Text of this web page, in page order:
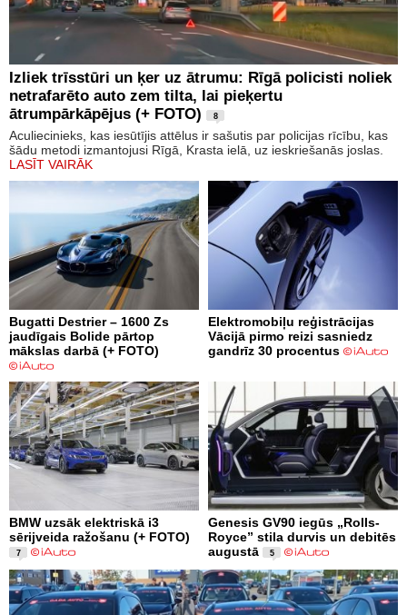
Izliek trīsstūri un ķer uz ātrumu: Rīgā policisti noliek
netrafarēto auto zem tilta, lai pieķertu
ātrumpārkāpējus (+ FOTO)
8
Aculiecinieks, kas iesūtījis attēlus ir sašutis par policijas rīcību, kas
šādu metodi izmantojusi Rīgā, Krasta ielā, uz ieskriešanās joslas.
LASĪT VAIRĀK
Bugatti Destrier – 1600 Zs
jaudīgais Bolide pārtop
mākslas darbā (+ FOTO)
Elektromobiļu reģistrācijas
Vācijā pirmo reizi sasniedz
gandrīz 30 procentus
BMW uzsāk elektriskā i3
sērijveida ražošanu (+ FOTO)
7
Genesis GV90 iegūs „Rolls-
Royce” stila durvis un debitēs
augustā
5